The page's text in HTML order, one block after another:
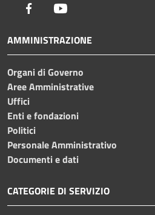
Facebook
AMMINISTRAZIONE
Organi di Governo
Aree Amministrative
Uffici
Enti e fondazioni
Politici
Personale Amministrativo
Documenti e dati
CATEGORIE DI SERVIZIO